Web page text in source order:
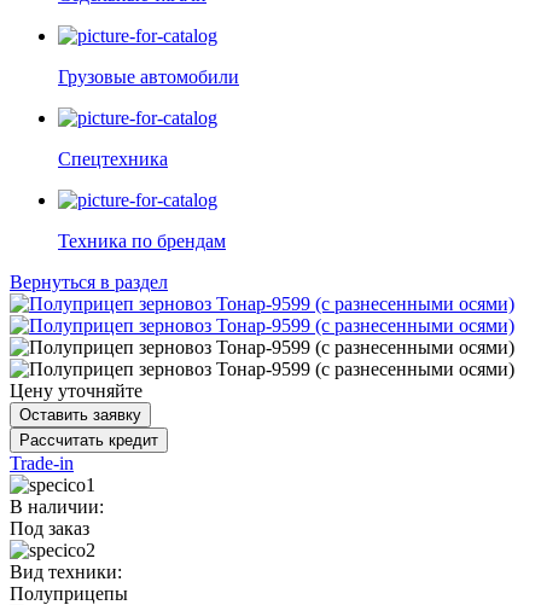
Грузовые автомобили
Спецтехника
Техника по брендам
Вернуться в раздел
Цену уточняйте
Оставить заявку
Рассчитать кредит
Trade-in
В наличии:
Под заказ
Вид техники:
Полуприцепы